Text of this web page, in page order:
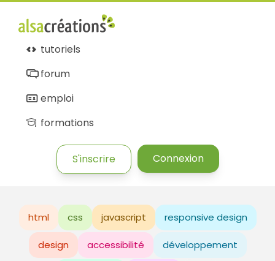
tutoriels
forum
emploi
formations
S'inscrire Connexion
html css javascript responsive design
design accessibilité développement